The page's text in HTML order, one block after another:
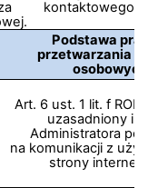
kontaktowego
Podstawa
przetwarzania
osobowych
Art. 6 ust. 1 lit. f
uzasadniony
Administratora
na komunikacji z
strony